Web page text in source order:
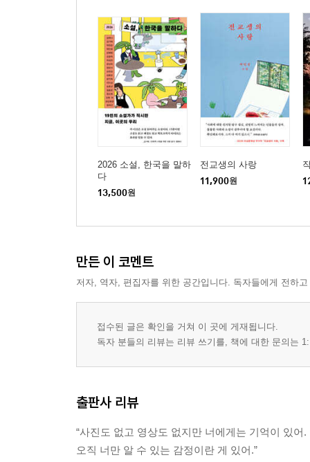
2026 소설, 한국을 말하
다
13,500원
전교생의 사랑
11,900원
만든 이 코멘트
저자, 역자, 편집자를 위한 공간입니다. 독자들에게 전하
접수된 글은 확인을 거쳐 이 곳에 게재됩니다.
독자 분들의 리뷰는 리뷰 쓰기를, 책에 대한 문의는
출판사 리뷰
“사진도 없고 영상도 없지만 너에게는 기억이 있어.
오직 너만 알 수 있는 감정이란 게 있어.”